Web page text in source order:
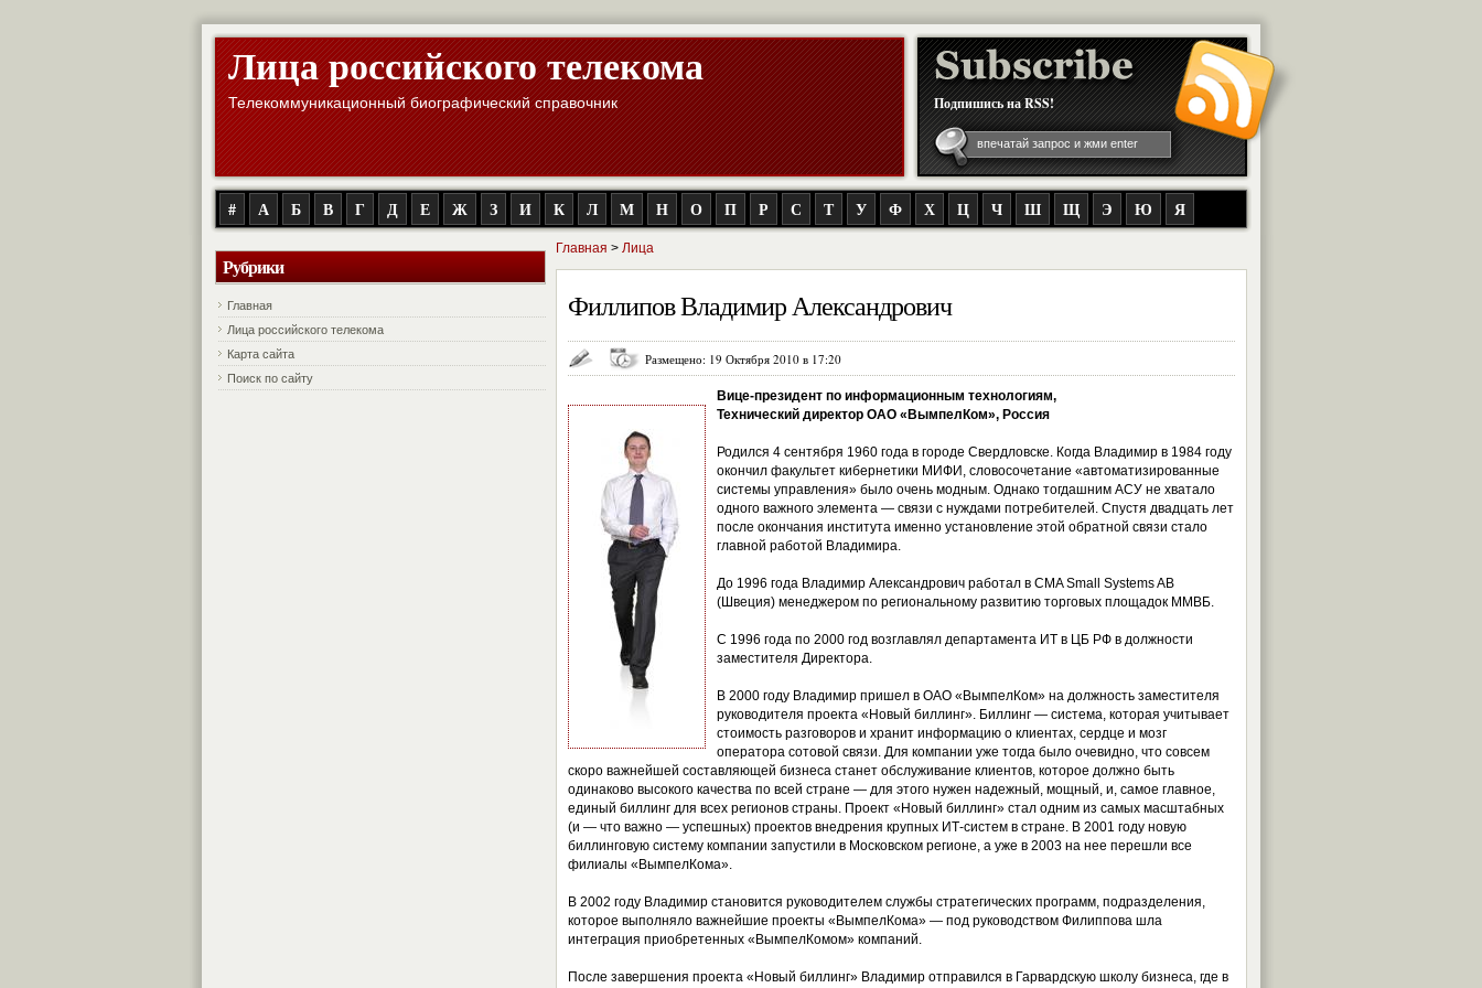
Лица российского телекома
Телекоммуникационный биографический справочник Подпишись на RSS!
# А Б В Г Д Е Ж З И К Л М Н О П Р С Т У Ф Х Ц Ч Ш Щ Э Ю Я
Рубрики
Главная
Лица российского телекома
Карта сайта
Поиск по сайту
Главная > Лица
Филлипов Владимир Александрович
Размещено: 19 Октября 2010 в 17:20
Вице-президент по информационным технологиям,
Технический директор ОАО «ВымпелКом», Россия
Родился 4 сентября 1960 года в городе Свердловске. Когда Владимир в 1984 году
окончил факультет кибернетики МИФИ, словосочетание «автоматизированные
системы управления» было очень модным. Однако тогдашним АСУ не хватало
одного важного элемента — связи с нуждами потребителей. Спустя двадцать лет
после окончания института именно установление этой обратной связи стало
главной работой Владимира.
До 1996 года Владимир Александрович работал в CMA Small Systems AB
(Швеция) менеджером по региональному развитию торговых площадок ММВБ.
С 1996 года по 2000 год возглавлял департамента ИТ в ЦБ РФ в должности
заместителя Директора.
В 2000 году Владимир пришел в ОАО «ВымпелКом» на должность заместителя
руководителя проекта «Новый биллинг». Биллинг — система, которая учитывает
стоимость разговоров и хранит информацию о клиентах, сердце и мозг
оператора сотовой связи. Для компании уже тогда было очевидно, что совсем
скоро важнейшей составляющей бизнеса станет обслуживание клиентов, которое должно быть
одинаково высокого качества по всей стране — для этого нужен надежный, мощный, и, самое главное,
единый биллинг для всех регионов страны. Проект «Новый биллинг» стал одним из самых масштабных
(и — что важно — успешных) проектов внедрения крупных ИТ-систем в стране. В 2001 году новую
биллинговую систему компании запустили в Московском регионе, а уже в 2003 на нее перешли все
филиалы «ВымпелКома».
В 2002 году Владимир становится руководителем службы стратегических программ, подразделения,
которое выполняло важнейшие проекты «ВымпелКома» — под руководством Филиппова шла
интеграция приобретенных «ВымпелКомом» компаний.
После завершения проекта «Новый биллинг» Владимир отправился в Гарвардскую школу бизнеса, где в